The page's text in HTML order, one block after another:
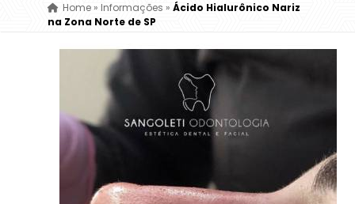
Home» Informações » Ácido Hialurônico Nariz
na Zona Norte de SP